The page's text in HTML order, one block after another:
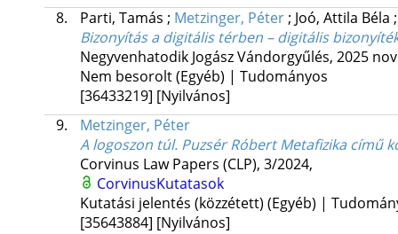
8.
Parti, Tamás ; Metzinger, Péter; Joó, Attila Béla
Bizonyítás a digitális térben – digitális
Negyvenhatodik Jogász Vándorgyűlés, 2025
Nem besorolt (Egyéb) | Tudományos
[36433219] [Nyilvános]
9.
Metzinger, Péter
A logoszon túl. Puzsér Róbert Metafizika című
Corvinus Law Papers (CLP), 3/2024,
CorvinusKutatasok
Kutatási jelentés (közzétett) (Egyéb) |
[35643884] [Nyilvános]